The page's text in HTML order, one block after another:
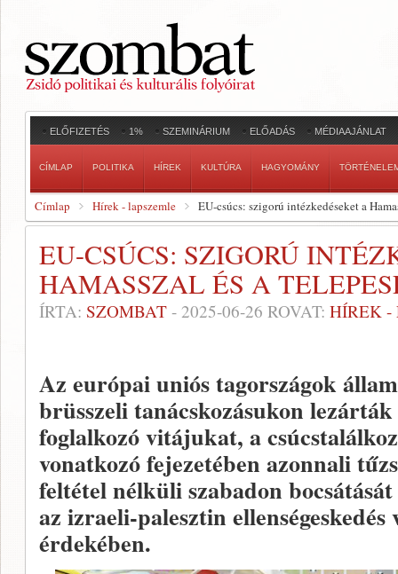
ELŐFIZETÉS 1% SZEMINÁRIUM ELŐADÁS MÉDIAAJÁNLAT
CÍMLAP POLITIKA HÍREK KULTÚRA HAGYOMÁNY
Címlap Hírek - lapszemle EU-csúcs: szigorú intézkedéseket a
EU-CSÚCS: SZIGORÚ
HAMASSZAL ÉS A
ÍRTA: SZOMBAT - 2025-06-26 ROVAT: HÍREK -
Az európai uniós tagországok
brüsszeli tanácskozásukon
foglalkozó vitájukat, a
vonatkozó fejezetében azonnali
feltétel nélküli szabadon
az izraeli-palesztin ellenségeskedés
érdekében.